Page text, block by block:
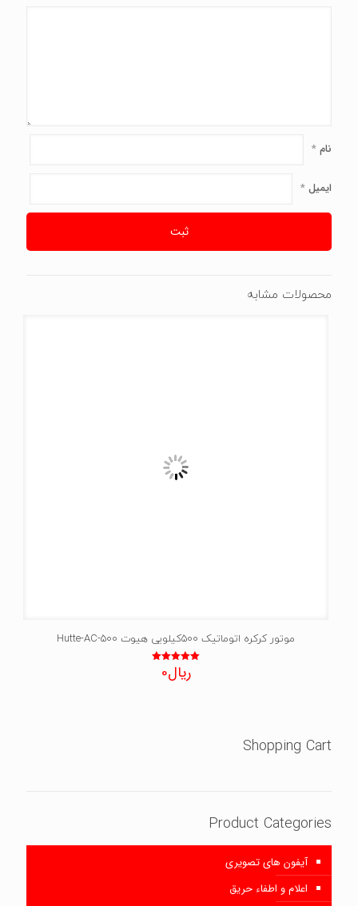
نام*
ایمیل*
محصولات مشابه
موتور کرکره اتوماتیک 500کیلویی هیوت Hutte-AC-500
نمره
5.00
ریال0
Shopping Cart
Product Categories
آیفون های تصویری
اعلام و اطفاء حریق